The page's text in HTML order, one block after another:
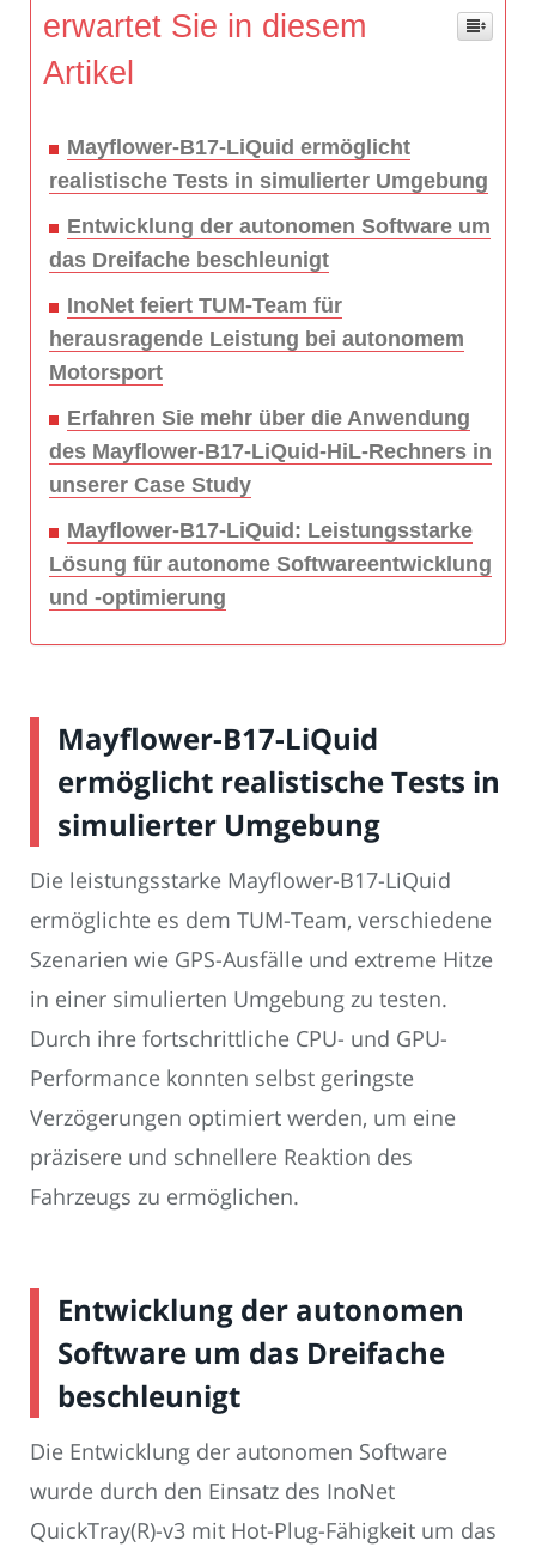
erwartet Sie in diesem
Artikel
Mayflower-B17-LiQuid ermöglicht
realistische Tests in simulierter Umgebung
Entwicklung der autonomen Software um
das Dreifache beschleunigt
InoNet feiert TUM-Team für
herausragende Leistung bei autonomem
Motorsport
Erfahren Sie mehr über die Anwendung
des Mayflower-B17-LiQuid-HiL-Rechners in
unserer Case Study
Mayflower-B17-LiQuid: Leistungsstarke
Lösung für autonome Softwareentwicklung
und -optimierung
Mayflower-B17-LiQuid
ermöglicht realistische Tests in
simulierter Umgebung
Die leistungsstarke Mayflower-B17-LiQuid
ermöglichte es dem TUM-Team, verschiedene
Szenarien wie GPS-Ausfälle und extreme Hitze
in einer simulierten Umgebung zu testen.
Durch ihre fortschrittliche CPU- und GPU-
Performance konnten selbst geringste
Verzögerungen optimiert werden, um eine
präzisere und schnellere Reaktion des
Fahrzeugs zu ermöglichen.
Entwicklung der autonomen
Software um das Dreifache
beschleunigt
Die Entwicklung der autonomen Software
wurde durch den Einsatz des InoNet
QuickTray(R)-v3 mit Hot-Plug-Fähigkeit um das